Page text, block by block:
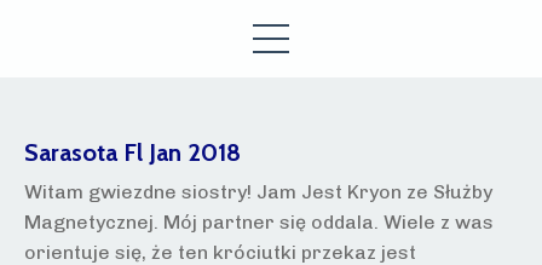
Sarasota Fl Jan 2018
Witam gwiezdne siostry! Jam Jest Kryon ze Służby
Magnetycznej. Mój partner się oddala. Wiele z was
orientuje się, że ten króciutki przekaz jest